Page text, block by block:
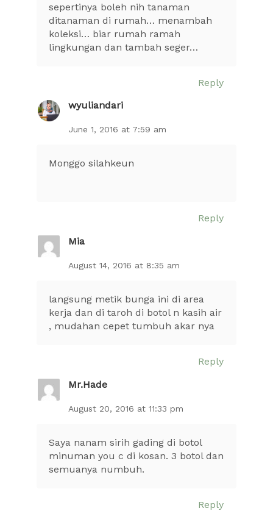
sepertinya boleh nih tanaman
ditanaman di rumah… menambah
koleksi… biar rumah ramah
lingkungan dan tambah seger…
Reply
wyuliandari
June 1, 2016 at 7:59 am
Monggo silahkeun
Reply
Mia
August 14, 2016 at 8:35 am
langsung metik bunga ini di area
kerja dan di taroh di botol n kasih air
, mudahan cepet tumbuh akar nya
Reply
Mr.Hade
August 20, 2016 at 11:33 pm
Saya nanam sirih gading di botol
minuman you c di kosan. 3 botol dan
semuanya numbuh.
Reply